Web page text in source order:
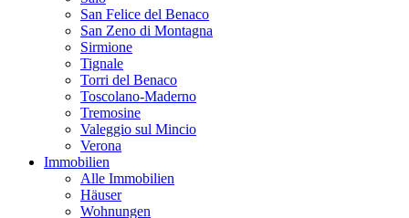
San Felice del Benaco
San Zeno di Montagna
Sirmione
Tignale
Torri del Benaco
Toscolano-Maderno
Tremosine
Valeggio sul Mincio
Verona
Immobilien
Alle Immobilien
Häuser
Wohnungen